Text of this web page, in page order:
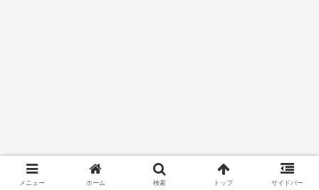
メニュー ホーム 検索 トップ サイドバー